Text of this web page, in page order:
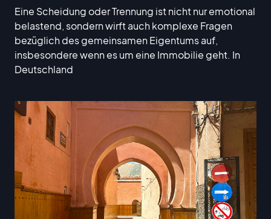
Eine Scheidung oder Trennung ist nicht nur emotional
belastend, sondern wirft auch komplexe Fragen
bezüglich des gemeinsamen Eigentums auf,
insbesondere wenn es um eine Immobilie geht. In
Deutschland